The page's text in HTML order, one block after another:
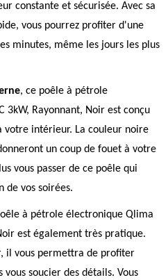
constante et sécurisée. Avec sa
vous pourrez profiter d'une
minutes, même les jours les plus
, ce poêle à pétrole
3kW, Rayonnant, Noir est conçu
intérieur. La couleur noire
un coup de fouet à votre
vous passer de ce poêle qui
de vos soirées.
à pétrole électronique Qlima
est également très pratique.
il vous permettra de profiter
soucier des détails. Vous